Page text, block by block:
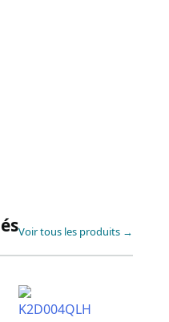
Voir tous les produits →